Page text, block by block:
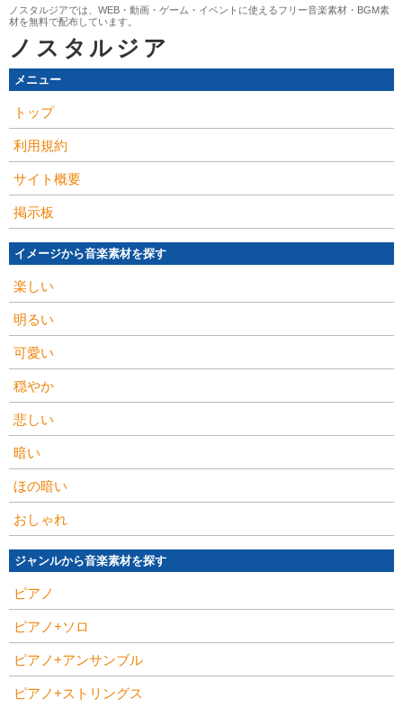
ノスタルジアでは、WEB・動画・ゲーム・イベントに使えるフリー音楽素材・BGM素
材を無料で配布しています。
ノスタルジア
メニュー
トップ
利用規約
サイト概要
掲示板
イメージから音楽素材を探す
楽しい
明るい
可愛い
穏やか
悲しい
暗い
ほの暗い
おしゃれ
ジャンルから音楽素材を探す
ピアノ
ピアノ+ソロ
ピアノ+アンサンブル
ピアノ+ストリングス